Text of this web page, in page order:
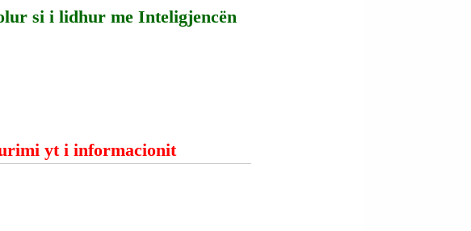
si i lidhur me Inteligjencën
yt i informacionit